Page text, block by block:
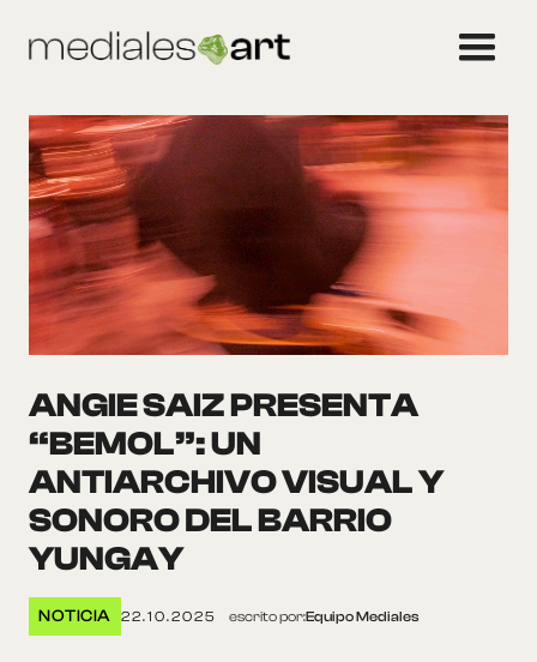
ANGIE SAIZ PRESENTA
“BEMOL”: UN
ANTIARCHIVO VISUAL Y
SONORO DEL BARRIO
YUNGAY
NOTICIA 22.10.2025 escrito por:Equipo Mediales